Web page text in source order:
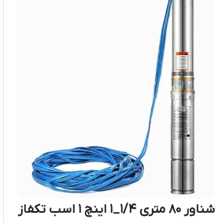
شناور ۸۰ متری ۱/۴_۱ اینچ ۱ اسب تکفاز